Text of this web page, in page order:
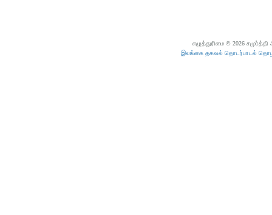
எழுத்துரிமை © 2026
இலங்கை தகவல் தொடர்பாடல்